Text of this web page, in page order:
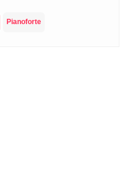
Pianoforte